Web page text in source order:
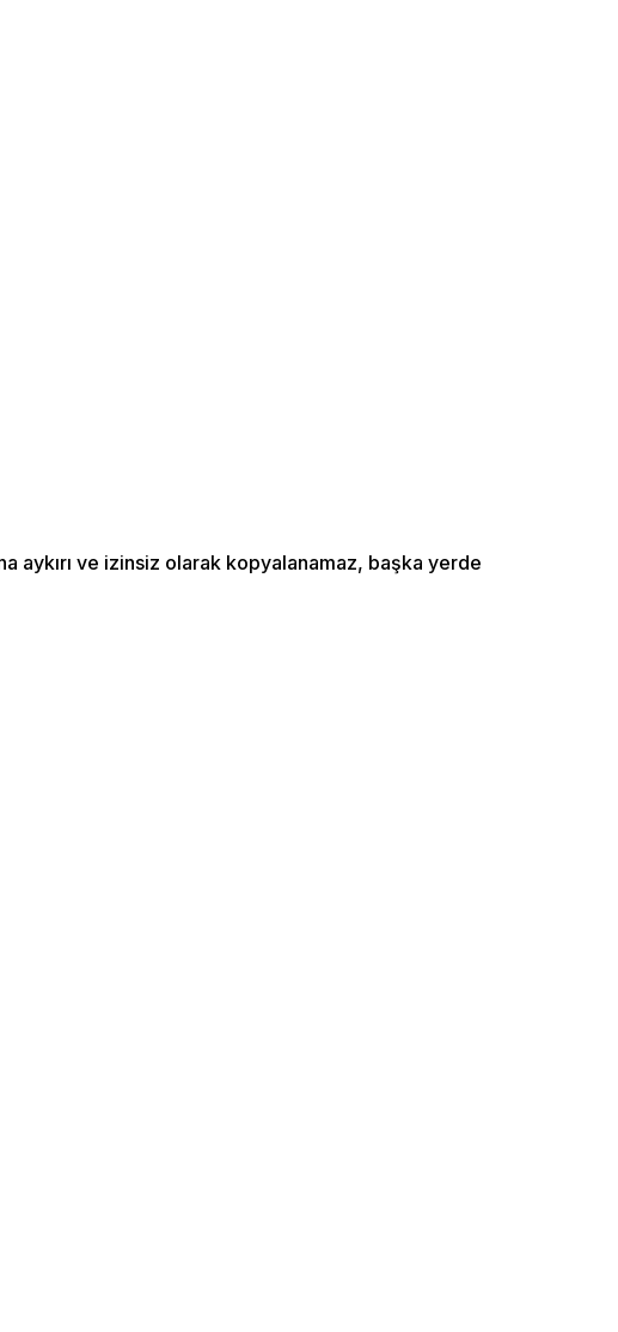
aykırı ve izinsiz olarak kopyalanamaz, başka yerde